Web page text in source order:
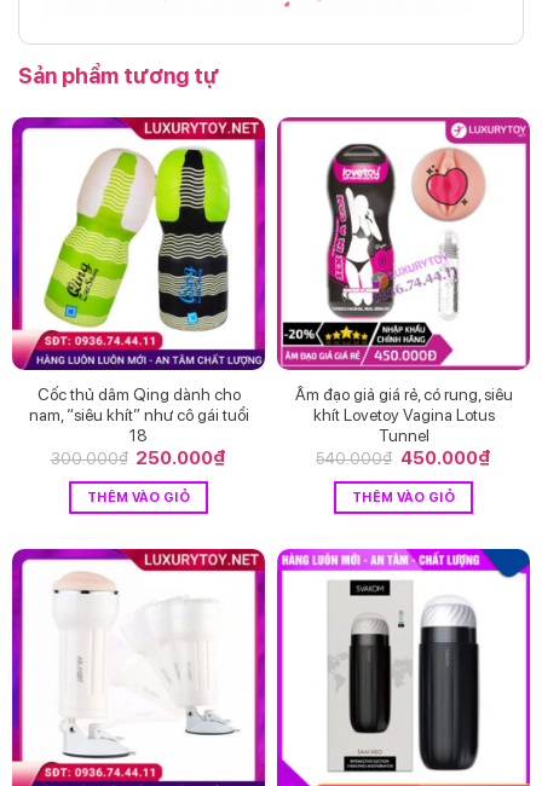
Sản phẩm tương tự
Cốc thủ dâm Qing dành cho
nam, “siêu khít” như cô gái tuổi
18
300.000₫ Giá
là:
300.000₫.
250.000₫
THÊM VÀO GIỎ
Âm đạo giả giá rẻ, có rung, siêu
khít Lovetoy Vagina Lotus
Tunnel
540.000₫ Giá
là:
540.000₫.
450.000₫Giá
THÊM VÀO GIỎ